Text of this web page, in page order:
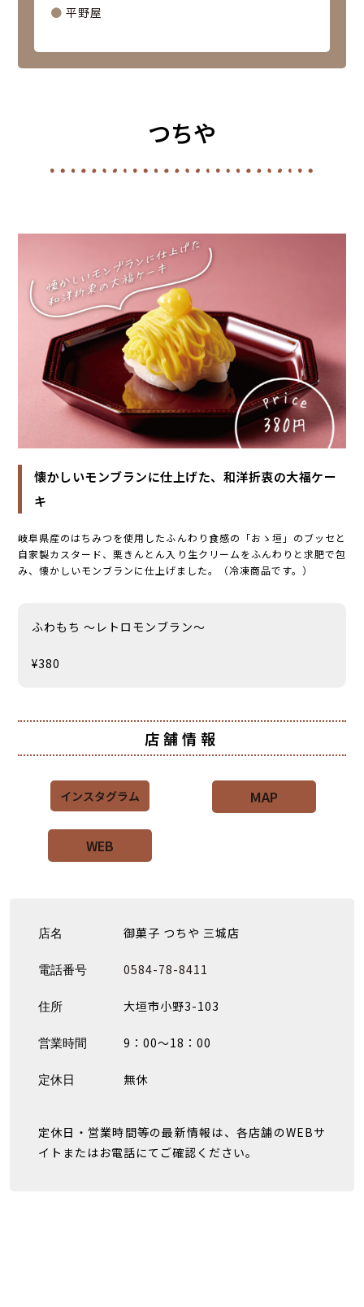
● 平野屋
つちや
懐かしいモンブランに仕上げた、和洋折衷の大福ケー
キ
岐阜県産のはちみつを使用したふんわり食感の「おゝ垣」のブッセと
自家製カスタード、栗きんとん入り生クリームをふんわりと求肥で包
み、懐かしいモンブランに仕上げました。（冷凍商品です。）
ふわもち 〜レトロモンブラン〜
¥380
店舗情報
インスタグラム MAP
WEB
店名 御菓子 つちや 三城店
電話番号 0584-78-8411
住所 大垣市小野3-103
営業時間 9：00〜18：00
定休日 無休
定休日・営業時間等の最新情報は、各店舗のWEBサ
イトまたはお電話にてご確認ください。